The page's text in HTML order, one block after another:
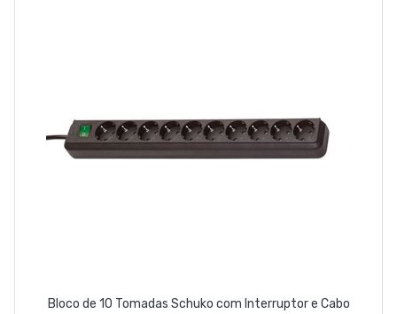
Bloco de 10 Tomadas Schuko com Interruptor e Cabo